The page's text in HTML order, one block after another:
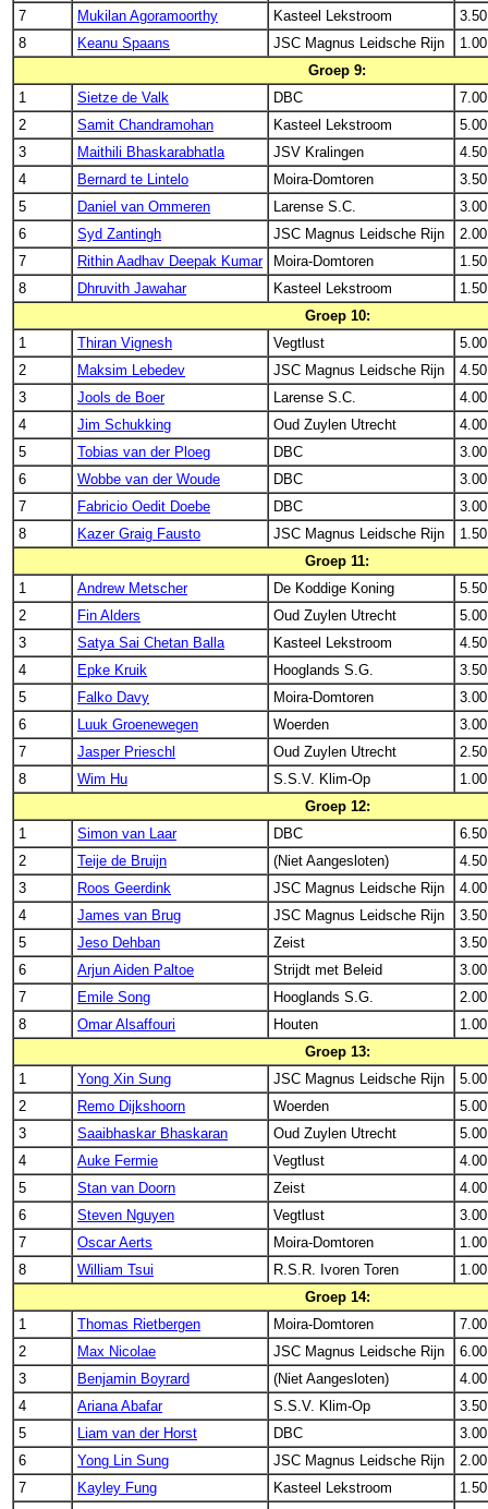
7
Mukilan Agoramoorthy Kasteel Lekstroom
3.50
8
Keanu Spaans JSC Magnus Leidsche Rijn
1.00
Groep 9:
1
Sietze de Valk DBC
7.00
2
Samit Chandramohan Kasteel Lekstroom
5.00
3
Maithili Bhaskarabhatla JSV Kralingen
4.50
4
Bernard te Lintelo Moira-Domtoren
3.50
5
Daniel van Ommeren Larense S.C.
3.00
6
Syd Zantingh JSC Magnus Leidsche Rijn
2.00
7
Rithin Aadhav Deepak Kumar Moira-Domtoren
1.50
8
Dhruvith Jawahar Kasteel Lekstroom
1.50
Groep 10:
1
Thiran Vignesh Vegtlust
5.00
2
Maksim Lebedev JSC Magnus Leidsche Rijn
4.50
3
Jools de Boer Larense S.C.
4.00
4
Jim Schukking Oud Zuylen Utrecht
4.00
5
Tobias van der Ploeg DBC
3.00
6
Wobbe van der Woude DBC
3.00
7
Fabricio Oedit Doebe DBC
3.00
8
Kazer Graig Fausto JSC Magnus Leidsche Rijn
1.50
Groep 11:
1
Andrew Metscher De Koddige Koning
5.50
2
Fin Alders Oud Zuylen Utrecht
5.00
3
Satya Sai Chetan Balla Kasteel Lekstroom
4.50
4
Epke Kruik Hooglands S.G.
3.50
5
Falko Davy Moira-Domtoren
3.00
6
Luuk Groenewegen Woerden
3.00
7
Jasper Prieschl Oud Zuylen Utrecht
2.50
8
Wim Hu S.S.V. Klim-Op
1.00
Groep 12:
1
Simon van Laar DBC
6.50
2
Teije de Bruijn (Niet Aangesloten)
4.50
3
Roos Geerdink JSC Magnus Leidsche Rijn
4.00
4
James van Brug JSC Magnus Leidsche Rijn
3.50
5
Jeso Dehban Zeist
3.50
6
Arjun Aiden Paltoe Strijdt met Beleid
3.00
7
Emile Song Hooglands S.G.
2.00
8
Omar Alsaffouri Houten
1.00
Groep 13:
1
Yong Xin Sung JSC Magnus Leidsche Rijn
5.00
2
Remo Dijkshoorn Woerden
5.00
3
Saaibhaskar Bhaskaran Oud Zuylen Utrecht
5.00
4
Auke Fermie Vegtlust
4.00
5
Stan van Doorn Zeist
4.00
6
Steven Nguyen Vegtlust
3.00
7
Oscar Aerts Moira-Domtoren
1.00
8
William Tsui R.S.R. Ivoren Toren
1.00
Groep 14:
1
Thomas Rietbergen Moira-Domtoren
7.00
2
Max Nicolae JSC Magnus Leidsche Rijn
6.00
3
Benjamin Boyrard (Niet Aangesloten)
4.00
4
Ariana Abafar S.S.V. Klim-Op
3.50
5
Liam van der Horst DBC
3.00
6
Yong Lin Sung JSC Magnus Leidsche Rijn
2.00
7
Kayley Fung Kasteel Lekstroom
1.50